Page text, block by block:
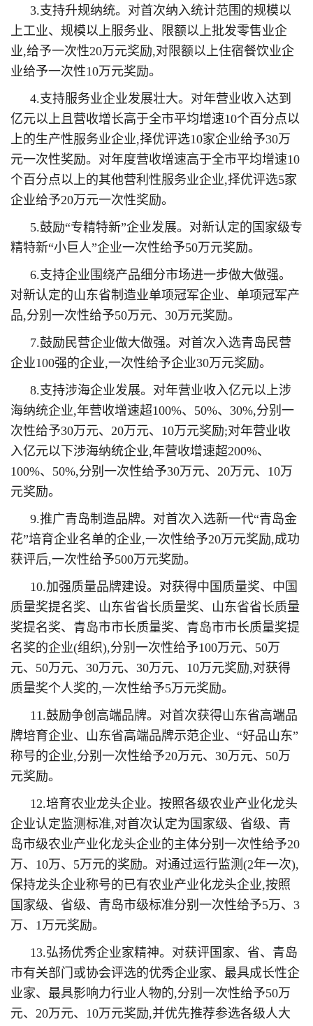
3.支持升规纳统。对首次纳入统计范围的规模以
上工业、规模以上服务业、限额以上批发零售业企
业,给予一次性20万元奖励,对限额以上住宿餐饮业企
业给予一次性10万元奖励。
4.支持服务业企业发展壮大。对年营业收入达到
亿元以上且营收增长高于全市平均增速10个百分点以
上的生产性服务业企业,择优评选10家企业给予30万
元一次性奖励。对年度营收增速高于全市平均增速10
个百分点以上的其他营利性服务业企业,择优评选5家
企业给予20万元一次性奖励。
5.鼓励“专精特新”企业发展。对新认定的国家级专
精特新“小巨人”企业一次性给予50万元奖励。
6.支持企业围绕产品细分市场进一步做大做强。
对新认定的山东省制造业单项冠军企业、单项冠军产
品,分别一次性给予50万元、30万元奖励。
7.鼓励民营企业做大做强。对首次入选青岛民营
企业100强的企业,一次性给予企业30万元奖励。
8.支持涉海企业发展。对年营业收入亿元以上涉
海纳统企业,年营收增速超100%、50%、30%,分别一
次性给予30万元、20万元、10万元奖励;对年营业收
入亿元以下涉海纳统企业,年营收增速超200%、
100%、50%,分别一次性给予30万元、20万元、10万
元奖励。
9.推广青岛制造品牌。对首次入选新一代“青岛金
花”培育企业名单的企业,一次性给予20万元奖励,成功
获评后,一次性给予500万元奖励。
10.加强质量品牌建设。对获得中国质量奖、中国
质量奖提名奖、山东省省长质量奖、山东省省长质量
奖提名奖、青岛市市长质量奖、青岛市市长质量奖提
名奖的企业(组织),分别一次性给予100万元、50万
元、50万元、30万元、30万元、10万元奖励,对获得
质量奖个人奖的,一次性给予5万元奖励。
11.鼓励争创高端品牌。对首次获得山东省高端品
牌培育企业、山东省高端品牌示范企业、“好品山东”
称号的企业,分别一次性给予20万元、30万元、50万
元奖励。
12.培育农业龙头企业。按照各级农业产业化龙头
企业认定监测标准,对首次认定为国家级、省级、青
岛市级农业产业化龙头企业的主体分别一次性给予20
万、10万、5万元的奖励。对通过运行监测(2年一次),
保持龙头企业称号的已有农业产业化龙头企业,按照
国家级、省级、青岛市级标准分别一次性给予5万、3
万、1万元奖励。
13.弘扬优秀企业家精神。对获评国家、省、青岛
市有关部门或协会评选的优秀企业家、最具成长性企
业家、最具影响力行业人物的,分别一次性给予50万
元、20万元、10万元奖励,并优先推荐参选各级人大